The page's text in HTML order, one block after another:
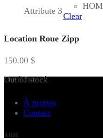
Attribute 3
Clear
Location Roue Zipp
150.00 $
Out of stock
LE VÉLO CAFÉ
À propos
Contact
AIDE